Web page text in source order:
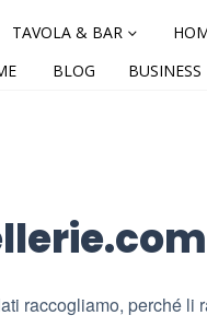
TAVOLA & BAR
BLOG BUSINESS
raccogliamo, perché li